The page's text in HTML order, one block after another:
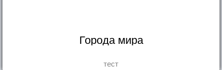
Города мира
тест